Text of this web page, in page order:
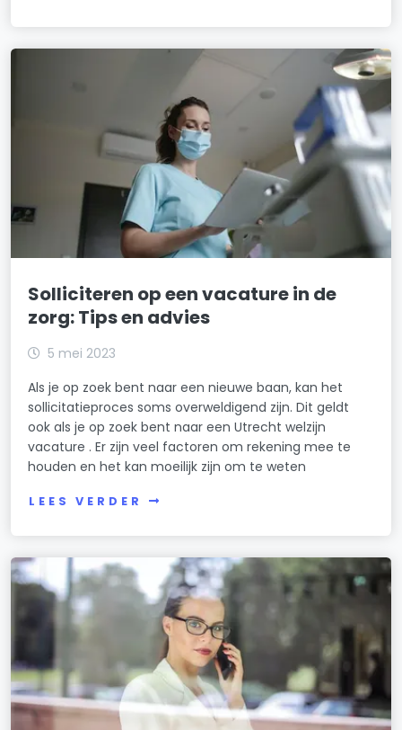
Solliciteren op een vacature in de
zorg: Tips en advies
5 mei 2023
Als je op zoek bent naar een nieuwe baan, kan het
sollicitatieproces soms overweldigend zijn. Dit geldt
ook als je op zoek bent naar een Utrecht welzijn
vacature . Er zijn veel factoren om rekening mee te
houden en het kan moeilijk zijn om te weten
LEES VERDER